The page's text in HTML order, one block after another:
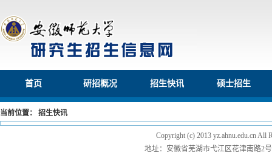
首页 研招概况 招生快讯 硕士招生
当前位置： 招生快讯
Copyright (c) 2013 yz.ahnu.edu.cn
地址：安徽省芜湖市弋江区花津南路2